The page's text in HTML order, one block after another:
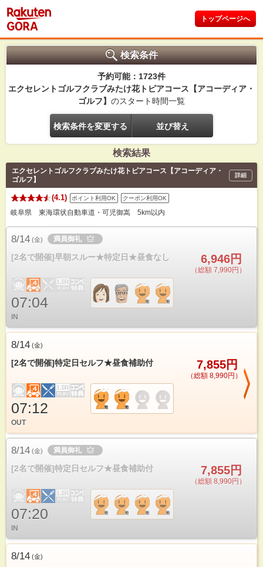
トップページへ
検索条件
予約可能：1723件
エクセレントゴルフクラブみたけ花トピアコース【アコーディア・
ゴルフ】 のスタート時間一覧
検索条件を変更する 並び替え
検索結果
エクセレントゴルフクラブみたけ花トピアコース【アコーディア・
ゴルフ】
詳細
(4.1) ポイント利用OK クーポン利用OK
岐阜県 東海環状自動車道・可児御嵩 5km以内
8/14 (金) 満員御礼
[2名で開催]早朝スルー★特定日★昼食なし 6,946円
（総額 7,990円）
07:04
IN
8/14 (金)
[2名で開催]特定日セルフ★昼食補助付 7,855円
（総額 8,990円）
07:12
OUT
8/14 (金) 満員御礼
[2名で開催]特定日セルフ★昼食補助付 7,855円
（総額 8,990円）
07:20
IN
8/14 (金)